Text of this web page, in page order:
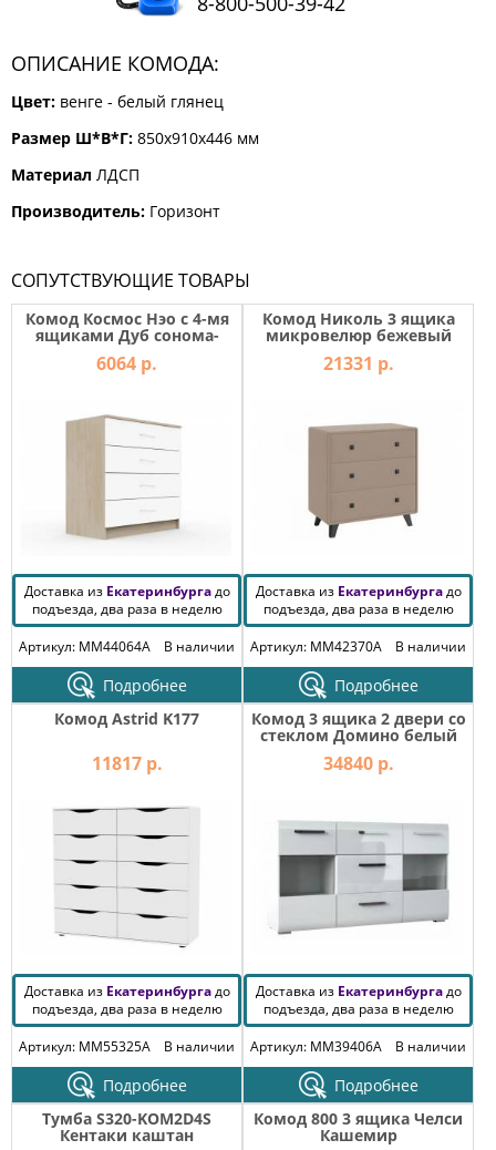
ОПИСАНИЕ КОМОДА:
Цвет: венге - белый глянец
Размер Ш*В*Г: 850х910х446 мм
Материал ЛДСП
Производитель: Горизонт
СОПУТСТВУЮЩИЕ ТОВАРЫ
Комод Космос Нэо с 4-мя
ящиками Дуб сонома-
Белый
6064 р.
Доставка из Екатеринбургадо
подъезда, два раза в неделю
Артикул: MM44064A
В наличии
Подробнее
Комод Николь 3 ящика
микровелюр бежевый
21331 р.
Доставка из Екатеринбургадо
подъезда, два раза в неделю
Артикул: MM42370A
В наличии
Подробнее
Комод Astrid K177
11817 р.
Доставка из Екатеринбургадо
подъезда, два раза в неделю
Артикул: MM55325A
В наличии
Подробнее
Комод 3 ящика 2 двери со
стеклом Домино белый
34840 р.
Доставка из Екатеринбургадо
подъезда, два раза в неделю
Артикул: MM39406A
В наличии
Подробнее
Тумба S320-KOM2D4S
Кентаки каштан
Комод 800 3 ящика Челси
Кашемир
КОМОДЫ
СТОЛЫ
ТУАЛЕТНЫЕ
БАНКЕТКИ
И
ДИВАНЧИКИ
САДОВАЯ
ЗЕРКАЛА